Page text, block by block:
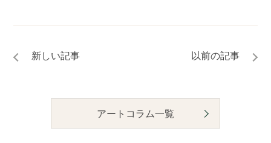
アートコラム一覧